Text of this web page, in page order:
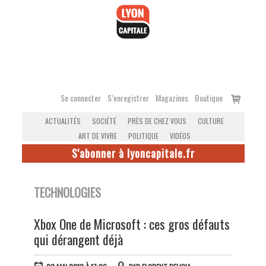
Se connecter S’enregistrer Magazines Boutique
Voir
ACTUALITÉS SOCIÉTÉ PRÈS DE CHEZ VOUS
CULTURE
ART DE VIVRE
POLITIQUE VIDÉOS
S'abonner à lyoncapitale.fr
TECHNOLOGIES
Xbox One de Microsoft : ces gros défauts
qui dérangent déjà